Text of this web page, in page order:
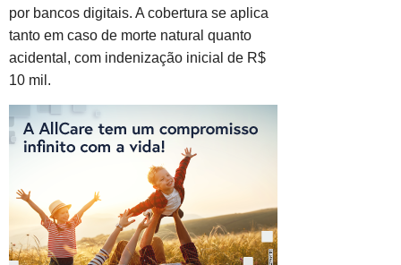
por bancos digitais. A cobertura se aplica
tanto em caso de morte natural quanto
acidental, com indenização inicial de R$
10 mil.